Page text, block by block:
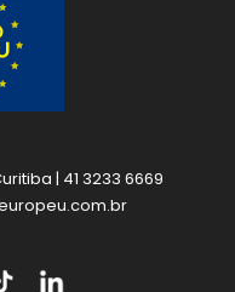
| 41 3233 6669